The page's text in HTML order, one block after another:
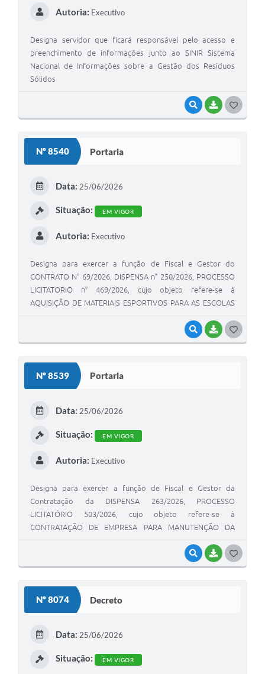
VISUALIZAR
BAIXAR
Autoria: Executivo
Designa servidor que ficará responsável pelo acesso e
preenchimento de informações junto ao SINIR Sistema
Nacional de Informações sobre a Gestão dos Resíduos
Sólidos
Nº 8540 Portaria
VISUALIZAR
BAIXAR
Data: 25/06/2026
Situação: EM VIGOR
Autoria: Executivo
Designa para exercer a função de Fiscal e Gestor do
CONTRATO N° 69/2026, DISPENSA n° 250/2026, PROCESSO
LICITATORIO n° 469/2026, cujo objeto refere-se à
AQUISIÇÃO DE MATERIAIS ESPORTIVOS PARA AS ESCOLAS
Nº 8539 Portaria
VISUALIZAR
BAIXAR
Data: 25/06/2026
Situação: EM VIGOR
Autoria: Executivo
Designa para exercer a função de Fiscal e Gestor da
Contratação da DISPENSA 263/2026, PROCESSO
LICITATÓRIO 503/2026, cujo objeto refere-se à
CONTRATAÇÃO DE EMPRESA PARA MANUTENÇÃO DA
Nº 8074 Decreto
Data: 25/06/2026
Situação: EM VIGOR